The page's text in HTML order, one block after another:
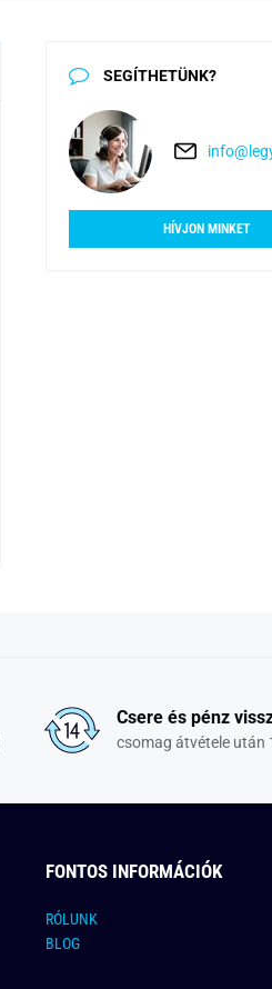
SEGÍTHETÜNK?
HÍVJON MINKET
Csere és pénz
csomag átvétele után
FONTOS INFORMÁCIÓK
RÓLUNK
BLOG